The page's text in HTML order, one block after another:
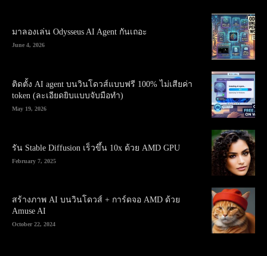
มาลองเล่น Odysseus AI Agent กันเถอะ
June 4, 2026
ติดตั้ง AI agent บนวินโดวส์แบบฟรี 100% ไม่เสียค่า
token (ละเอียดยิบแบบจับมือทำ)
May 19, 2026
รัน Stable Diffusion เร็วขึ้น 10x ด้วย AMD GPU
February 7, 2025
สร้างภาพ AI บนวินโดวส์ + การ์ดจอ AMD ด้วย
Amuse AI
October 22, 2024